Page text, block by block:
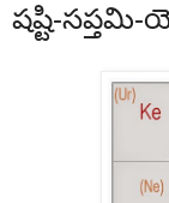
షష్టి-